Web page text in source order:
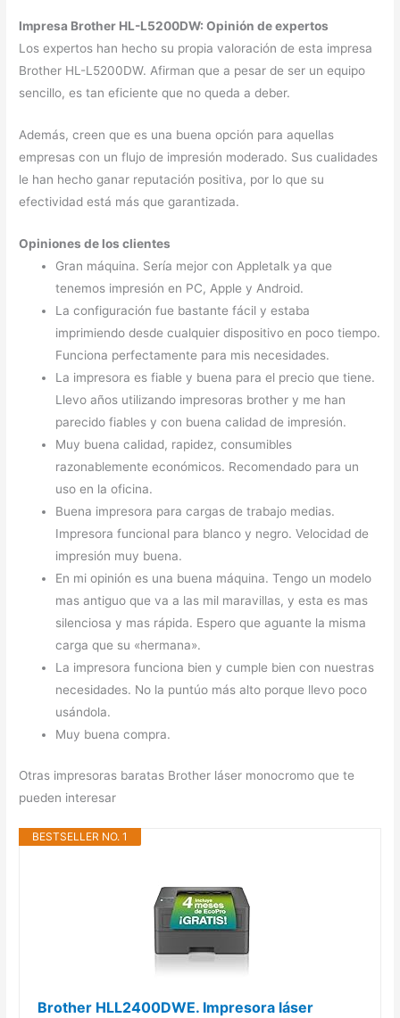
Impresa Brother HL-L5200DW: Opinión de expertos
Los expertos han hecho su propia valoración de esta impresa
Brother HL-L5200DW. Afirman que a pesar de ser un equipo
sencillo, es tan eficiente que no queda a deber.
Además, creen que es una buena opción para aquellas
empresas con un flujo de impresión moderado. Sus cualidades
le han hecho ganar reputación positiva, por lo que su
efectividad está más que garantizada.
Opiniones de los clientes
Gran máquina. Sería mejor con Appletalk ya que
tenemos impresión en PC, Apple y Android.
La configuración fue bastante fácil y estaba
imprimiendo desde cualquier dispositivo en poco tiempo.
Funciona perfectamente para mis necesidades.
La impresora es fiable y buena para el precio que tiene.
Llevo años utilizando impresoras brother y me han
parecido fiables y con buena calidad de impresión.
Muy buena calidad, rapidez, consumibles
razonablemente económicos. Recomendado para un
uso en la oficina.
Buena impresora para cargas de trabajo medias.
Impresora funcional para blanco y negro. Velocidad de
impresión muy buena.
En mi opinión es una buena máquina. Tengo un modelo
mas antiguo que va a las mil maravillas, y esta es mas
silenciosa y mas rápida. Espero que aguante la misma
carga que su «hermana».
La impresora funciona bien y cumple bien con nuestras
necesidades. No la puntúo más alto porque llevo poco
usándola.
Muy buena compra.
Otras impresoras baratas Brother láser monocromo que te
pueden interesar
BESTSELLER NO. 1
Brother HLL2400DWE. Impresora láser